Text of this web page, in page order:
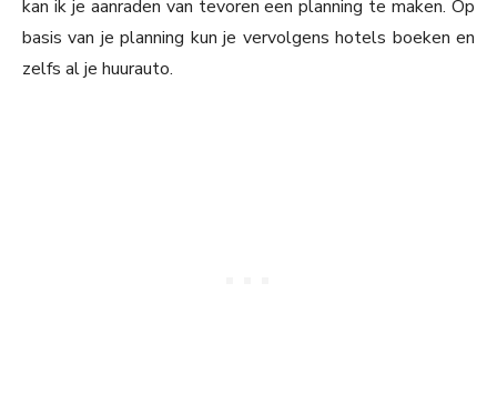
kan ik je aanraden van tevoren een planning te maken. Op
basis van je planning kun je vervolgens hotels boeken en
zelfs al je huurauto.